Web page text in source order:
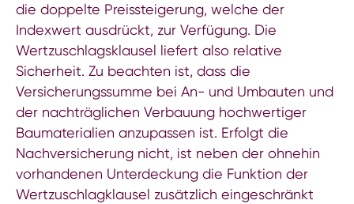
die doppelte Preissteigerung, welche der
Indexwert ausdrückt, zur Verfügung. Die
Wertzuschlagsklausel liefert also relative
Sicherheit. Zu beachten ist, dass die
Versicherungssumme bei An- und Umbauten und
der nachträglichen Verbauung hochwertiger
Baumaterialien anzupassen ist. Erfolgt die
Nachversicherung nicht, ist neben der ohnehin
vorhandenen Unterdeckung die Funktion der
Wertzuschlagklausel zusätzlich eingeschränkt